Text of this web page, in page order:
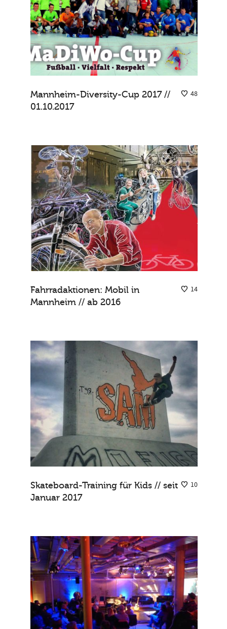
48
Mannheim-Diversity-Cup 2017 //
01.10.2017
14
Fahrradaktionen: Mobil in
Mannheim // ab 2016
10
Skateboard-Training für Kids // seit
Januar 2017